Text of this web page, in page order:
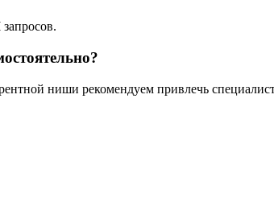
ниши рекомендуем привлечь